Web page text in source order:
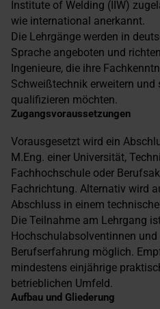
Institute of Welding (IIW)
wie international anerkannt.
Die Lehrgänge werden in
Sprache angeboten und
Ingenieure, die ihre
Schweißtechnik erweitern
qualifizieren möchten.
Zugangsvoraussetzungen
Vorausgesetzt wird ein
M.Eng. einer Universität,
Fachhochschule oder
Fachrichtung. Alternativ wird
Abschluss in einem
Die Teilnahme am Lehrgang
Hochschulabsolventinnen
Berufserfahrung möglich.
mindestens einjährige
betrieblichen Umfeld.
Aufbau und Gliederung